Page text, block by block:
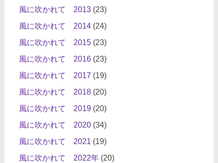
風に吹かれて 2013(23)
風に吹かれて 2014(24)
風に吹かれて 2015(23)
風に吹かれて 2016(23)
風に吹かれて 2017 (19)
風に吹かれて 2018(20)
風に吹かれて 2019(20)
風に吹かれて 2020(34)
風に吹かれて 2021 (19)
風に吹かれて 2022年(20)